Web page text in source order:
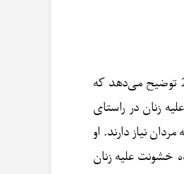
ساخته سام لیو در سال 2016 توضیح می‌دهد که
زنان در راستای
نیاز دارند. او
خشونت علیه زنان